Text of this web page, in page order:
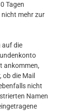
Tagen
mehr zur
auf die
ankommen,
die Mail
nicht
Namen